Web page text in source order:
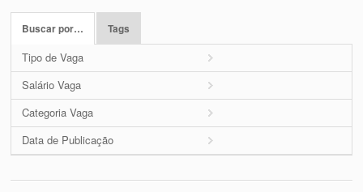
Buscar por… Tags
Tipo de Vaga
Salário Vaga
Categoria Vaga
Data de Publicação